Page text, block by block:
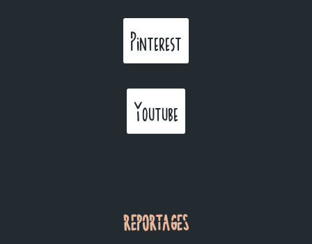
Pinterest
Youtube
REPORTAGES